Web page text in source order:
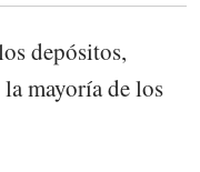
depósitos,
mayoría de los